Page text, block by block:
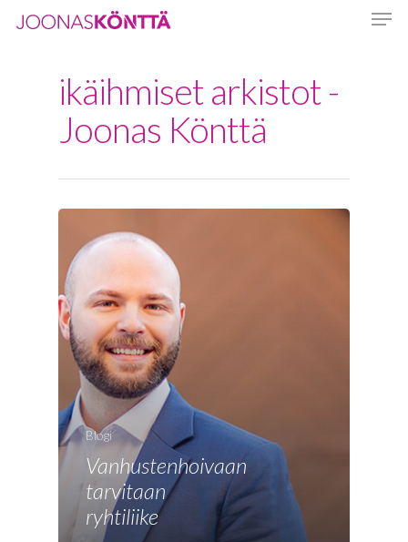
Hit enter to search or ESC to close
ikäihmiset arkistot -
Joonas Könttä
Blogi
Vanhustenhoivaan
tarvitaan
ryhtiliike
Vaalit
Blogi
Osallistu